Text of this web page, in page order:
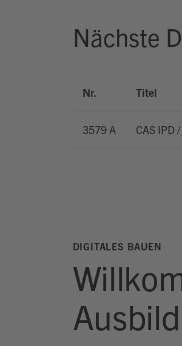
Nächste
Nr. Titel
3579 A CAS IPD
DIGITALES BAUEN